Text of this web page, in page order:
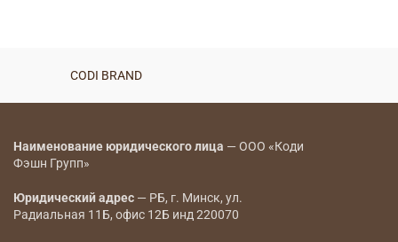
CODI BRAND
Наименование юридического лица — ООО «Коди
Фэшн Групп»
Юридический адрес — РБ, г. Минск, ул.
Радиальная 11Б, офис 12Б инд 220070